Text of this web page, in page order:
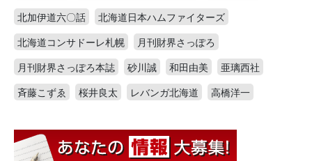
北加伊道六〇話
北海道日本ハムファイターズ
北海道コンサドーレ札幌
月刊財界さっぽろ
月刊財界さっぽろ本誌
砂川誠 和田由美
亜璃西社
斉藤こずゑ
桜井良太 レバンガ北海道 高橋洋一